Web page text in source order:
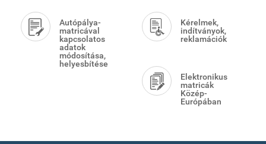
Autópálya-
matricával
kapcsolatos
adatok
módosítása,
helyesbítése
Kérelmek,
indítványok,
reklamációk
Elektronikus
matricák
Közép-
Európában